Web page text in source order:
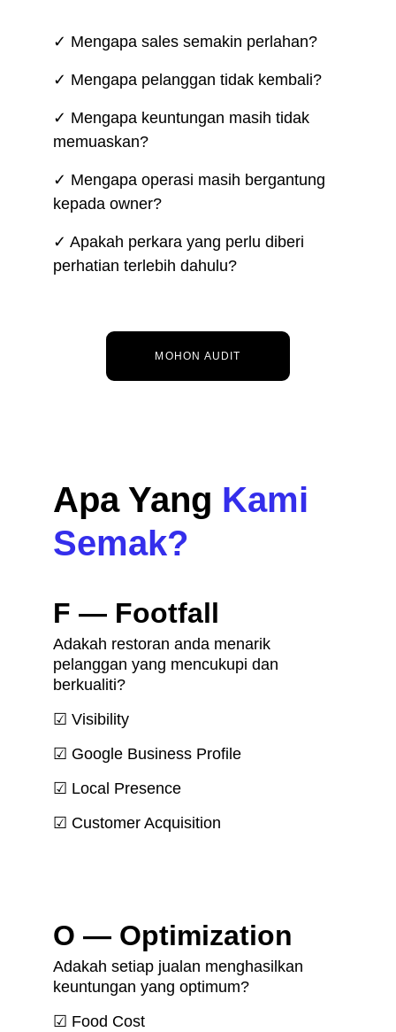
✓ Mengapa sales semakin perlahan?
✓ Mengapa pelanggan tidak kembali?
✓ Mengapa keuntungan masih tidak
memuaskan?
✓ Mengapa operasi masih bergantung
kepada owner?
✓ Apakah perkara yang perlu diberi
perhatian terlebih dahulu?
MOHON AUDIT
Apa Yang Kami
Semak?
F — Footfall
Adakah restoran anda menarik
pelanggan yang mencukupi dan
berkualiti?
☑ Visibility
☑ Google Business Profile
☑ Local Presence
☑ Customer Acquisition
O — Optimization
Adakah setiap jualan menghasilkan
keuntungan yang optimum?
☑ Food Cost